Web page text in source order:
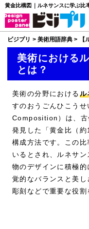
黄金比構図｜ルネサンスに学ぶ比
ビジプリ > 美術用語辞典 > 【
美術における
とは？
美術の分野におけるル
すのおうごんひこう
Composition）は、古
発見した「黄金比（
構成方法です。この
いるとされ、ルネサ
物のデザインに積極
覚的なバランスと美し
彫刻などで重要な役割